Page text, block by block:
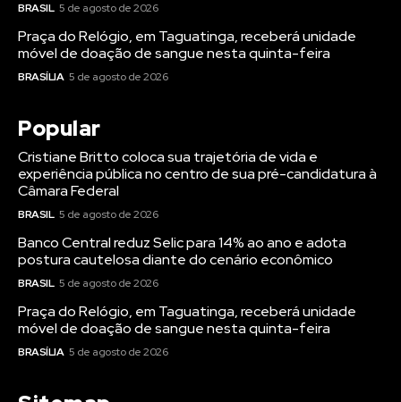
BRASIL 5 de agosto de 2026
Praça do Relógio, em Taguatinga, receberá unidade
móvel de doação de sangue nesta quinta-feira
BRASÍLIA 5 de agosto de 2026
Popular
Cristiane Britto coloca sua trajetória de vida e
experiência pública no centro de sua pré-candidatura à
Câmara Federal
BRASIL 5 de agosto de 2026
Banco Central reduz Selic para 14% ao ano e adota
postura cautelosa diante do cenário econômico
BRASIL 5 de agosto de 2026
Praça do Relógio, em Taguatinga, receberá unidade
móvel de doação de sangue nesta quinta-feira
BRASÍLIA 5 de agosto de 2026